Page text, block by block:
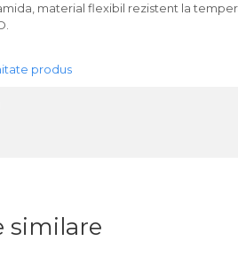
material flexibil rezistent la
produs
similare